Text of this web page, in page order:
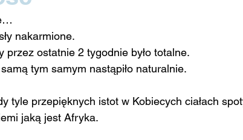
nakarmione.
przez ostatnie 2 tygodnie było totalne.
tym samym nastąpiło naturalnie.
tyle przepięknych istot w Kobiecych ciałach
jaką jest Afryka.